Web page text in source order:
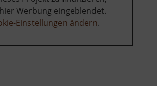
Werbung eingeblendet.
Einstellungen ändern.